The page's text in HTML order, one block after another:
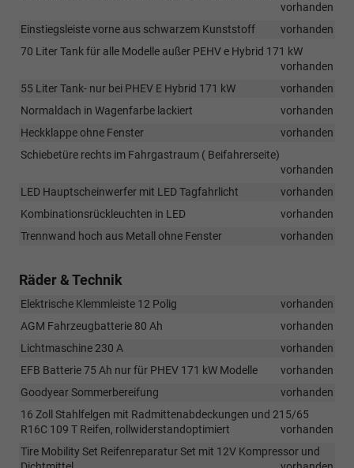
vorhanden
Einstiegsleiste vorne aus schwarzem Kunststoff
vorhanden
70 Liter Tank für alle Modelle außer PEHV e Hybrid 171 kW
vorhanden
55 Liter Tank- nur bei PHEV E Hybrid 171 kW
vorhanden
Normaldach in Wagenfarbe lackiert
vorhanden
Heckklappe ohne Fenster
vorhanden
Schiebetüre rechts im Fahrgastraum ( Beifahrerseite)
vorhanden
LED Hauptscheinwerfer mit LED Tagfahrlicht
vorhanden
Kombinationsrückleuchten in LED
vorhanden
Trennwand hoch aus Metall ohne Fenster
vorhanden
Räder & Technik
Elektrische Klemmleiste 12 Polig
vorhanden
AGM Fahrzeugbatterie 80 Ah
vorhanden
Lichtmaschine 230 A
vorhanden
EFB Batterie 75 Ah nur für PHEV 171 kW Modelle
vorhanden
Goodyear Sommerbereifung
vorhanden
16 Zoll Stahlfelgen mit Radmittenabdeckungen und 215/65
R16C 109 T Reifen, rollwiderstandoptimiert
vorhanden
Tire Mobility Set Reifenreparatur Set mit 12V Kompressor und